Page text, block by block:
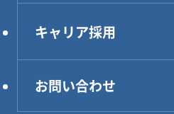
キャリア採用
お問い合わせ